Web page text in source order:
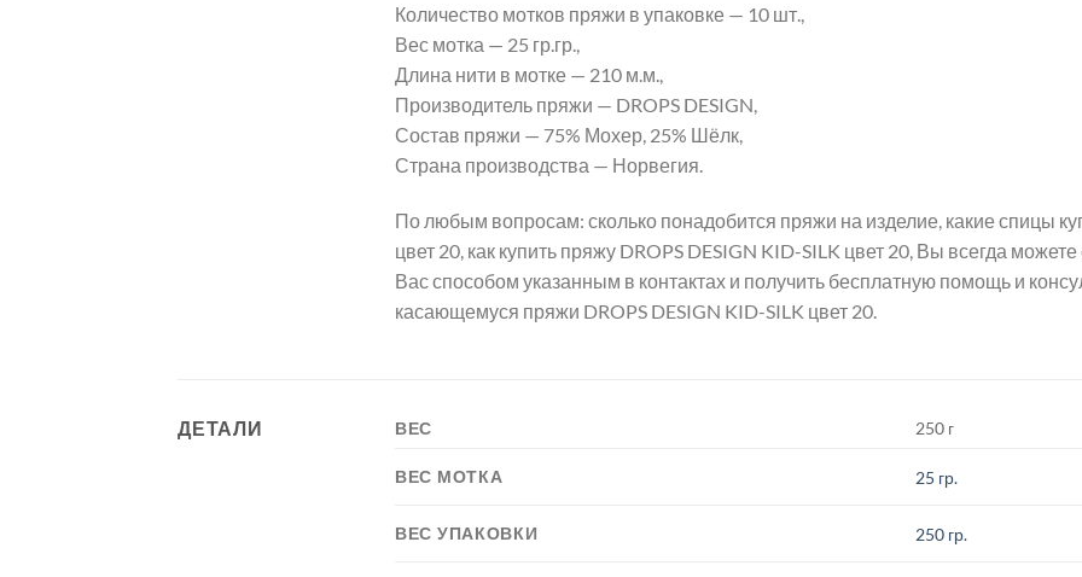
Количество мотков пряжи в упаковке — 10 шт.,
Вес мотка — 25 гр.гр.,
Длина нити в мотке — 210 м.м.,
Производитель пряжи — DROPS DESIGN,
Состав пряжи — 75% Мохер, 25% Шёлк,
Страна производства — Норвегия.
По любым вопросам: сколько понадобится пряжи на изделие, какие спицы
цвет 20, как купить пряжу DROPS DESIGN KID-SILK цвет 20, Вы всегда
Вас способом указанным в контактах и получить бесплатную помощь и
касающемуся пряжи DROPS DESIGN KID-SILK цвет 20.
ДЕТАЛИ ВЕС 250 г
ВЕС МОТКА 25 гр.
ВЕС УПАКОВКИ 250 гр.